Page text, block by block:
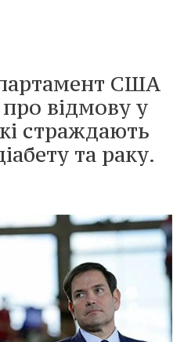
США
про відмову у
страждають
та раку.